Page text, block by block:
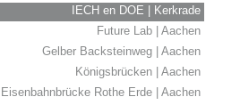
IECH en DOE | Kerkrade
Future Lab | Aachen
Gelber Backsteinweg | Aachen
Königsbrücken | Aachen
Eisenbahnbrücke Rothe Erde | Aachen